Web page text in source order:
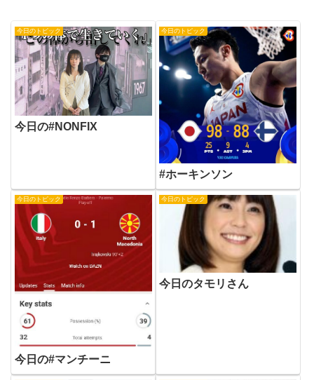
今日のトピック
今日の#NONFIX
今日のトピック
#ホーキンソン
今日のトピック
今日の#マンチーニ
今日のトピック
今日のタモリさん